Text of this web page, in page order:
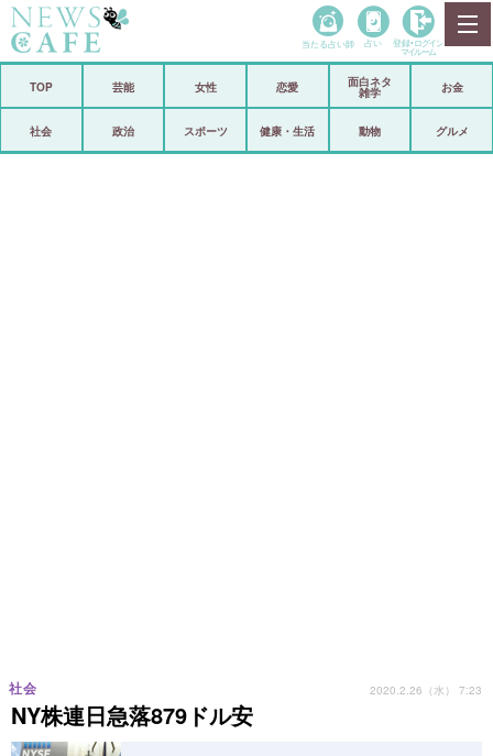
政治
当たる占い師 占い 登録• ログイン
マイルーム
TOP 芸能 女性 恋愛
面白ネタ
雑学
お金
社会 政治 スポーツ 健康・生活 動物 グルメ
NY株連日急落879ドル安
社会 2020.2.26（水） 7:23